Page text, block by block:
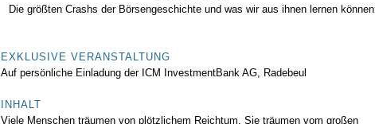
Die größten Crashs der Börsengeschichte und was wir aus ihnen lernen können
EXKLUSIVE VERANSTALTUNG
Auf persönliche Einladung der ICM InvestmentBank AG, Radebeul
INHALT
Viele Menschen träumen von plötzlichem Reichtum. Sie träumen vom großen